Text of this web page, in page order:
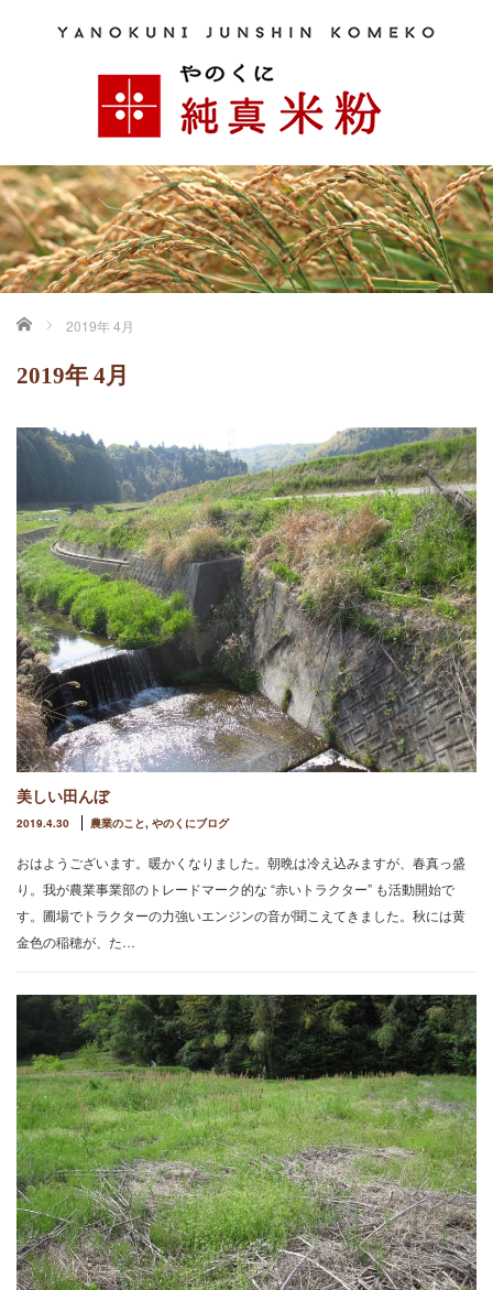
ホーム 2019年 4月
2019年 4月
美しい田んぼ
2019.4.30 農業のこと, やのくにブログ
おはようございます。暖かくなりました。朝晩は冷え込みますが、春真っ盛
り。我が農業事業部のトレードマーク的な “赤いトラクター” も活動開始で
す。圃場でトラクターの力強いエンジンの音が聞こえてきました。秋には黄
金色の稲穂が、た…